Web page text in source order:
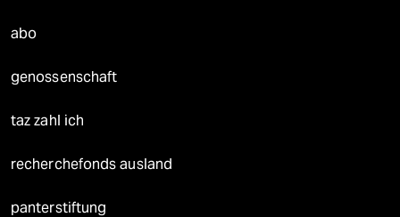
abo
genossenschaft
taz zahl ich
recherchefonds ausland
panterstiftung